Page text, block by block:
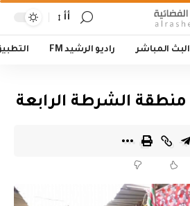
أأ
البث المباشر راديو الرشيد FM
الشرطة الرابعة